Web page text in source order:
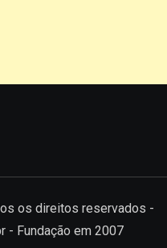
os direitos reservados -
- Fundação em 2007